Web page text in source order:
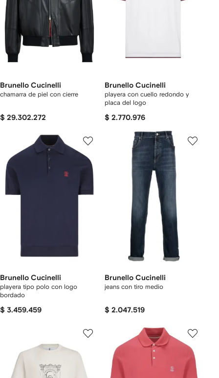
Brunello Cucinelli
chamarra de piel con cierre
$ 29.302.272
Brunello Cucinelli
playera con cuello redondo y
placa del logo
$ 2.770.976
Brunello Cucinelli
playera tipo polo con logo
bordado
$ 3.459.459
Brunello Cucinelli
jeans con tiro medio
$ 2.047.519